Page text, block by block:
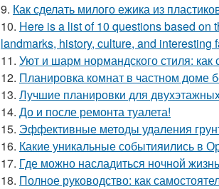
9. Как сделать милого ежика из
10. Here is a list of 10 questions based on
landmarks, history, culture, and interesting
11. Уют и шарм нормандского стиля: как
12. Планировка комнат в частном доме
13. Лучшие планировки для
14. До и после ремонта туалета!
15. Эффективные методы удаления
16. Какие уникальные событияились в
17. Где можно насладиться ночной
18. Полное руководство: как